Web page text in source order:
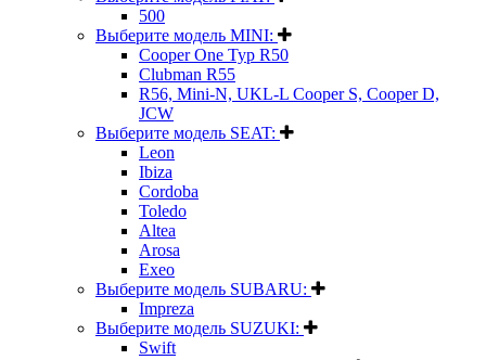
500
Выберите модель MINI:
Cooper One Typ R50
Clubman R55
R56, Mini-N, UKL-L Cooper S, Cooper D,
JCW
Выберите модель SEAT:
Leon
Ibiza
Cordoba
Toledo
Altea
Arosa
Exeo
Выберите модель SUBARU:
Impreza
Выберите модель SUZUKI:
Swift